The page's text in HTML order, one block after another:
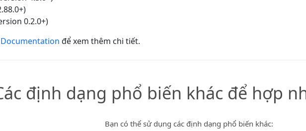
0.2.0+)
để xem thêm chi tiết.
định dạng phổ biến khác để hợp
Bạn có thể sử dụng các định dạng phổ biến khác: